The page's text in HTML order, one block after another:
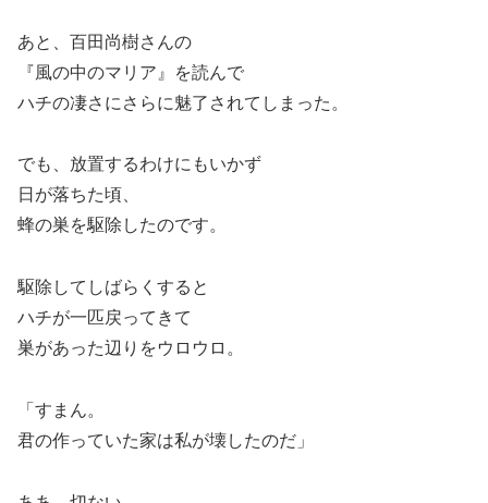
あと、百田尚樹さんの
『風の中のマリア』を読んで
ハチの凄さにさらに魅了されてしまった。
でも、放置するわけにもいかず
日が落ちた頃、
蜂の巣を駆除したのです。
駆除してしばらくすると
ハチが一匹戻ってきて
巣があった辺りをウロウロ。
「すまん。
君の作っていた家は私が壊したのだ」